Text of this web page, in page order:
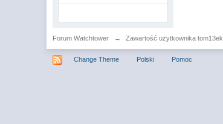
Forum Watchtower → Zawartość użytkownika tom13ek
Change Theme Polski Pomoc